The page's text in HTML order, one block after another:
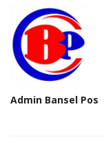
Admin Bansel Pos